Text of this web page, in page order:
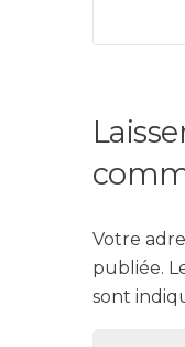
Votre
publiée.
sont